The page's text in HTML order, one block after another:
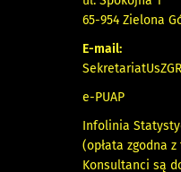
65-954 Zielona
E-mail:
e-PUAP
Infolinia
(opłata zgodna
Konsultanci są